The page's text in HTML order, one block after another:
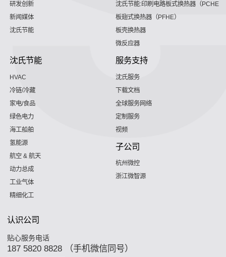
研发创新
新闻媒体
沈氏节能
沈氏节能:印刷电路板式换热器（PCHE）
板翅式换热器（PFHE）
板壳换热器
微反应器
沈氏节能
HVAC
冷链/冷藏
家电/食品
绿色电力
海工船舶
氢能源
航空 & 航天
动力总成
工业气体
精细化工
服务支持
沈氏服务
下载文档
全球服务网络
定制服务
视频
子公司
杭州微控
浙江微智源
认识公司
贴心服务电话
187 5820 8828 （手机微信同号）